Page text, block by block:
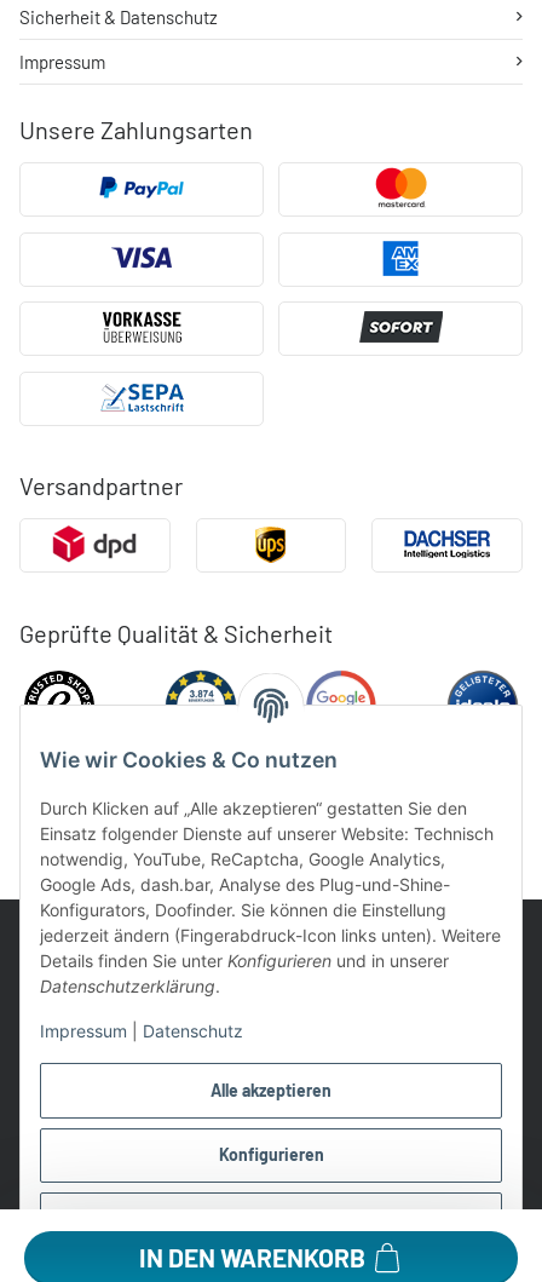
Alle akzeptieren
Konfigurieren
Wie wir Cookies & Co nutzen
Durch Klicken auf „Alle akzeptieren“ gestatten Sie den
Einsatz folgender Dienste auf unserer Website: Technisch
notwendig, YouTube, ReCaptcha, Google Analytics,
Google Ads, dash.bar, Analyse des Plug-und-Shine-
Konfigurators, Doofinder. Sie können die Einstellung
jederzeit ändern (Fingerabdruck-Icon links unten). Weitere
Details finden Sie unter Konfigurieren und in unserer
Datenschutzerklärung.
Impressum Datenschutz
IN DEN WARENKORB
Unsere Zahlungsarten
Versandpartner
Geprüfte Qualität & Sicherheit
Sicherheit & Datenschutz
Impressum
UVP: Ist die unverbindliche Preisempfehlung des Herstellers für
* Gratis Versand ab 99 € innerhalb Deutschlands
getroffen, um sicherzustellen, dass es es sich um echte
Bewertungen handelt.
Alle Preise in €, inkl. 19% USt. und evtl. zzgl. Versandkosten
©2026 Lampen1a GmbH